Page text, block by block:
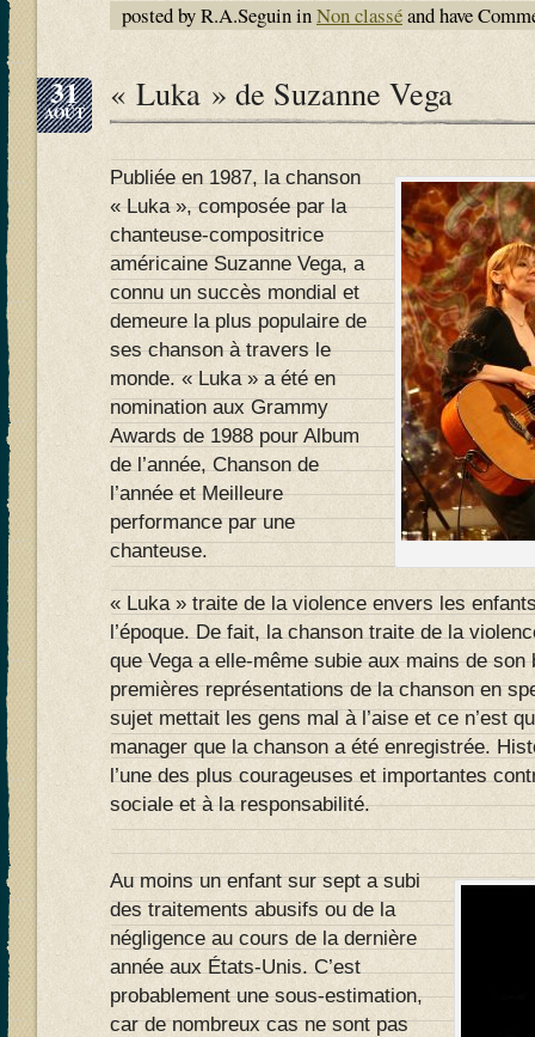
posted by R.A.Seguin inNon classéand have
31
AOÛT « Luka » de Suzanne Vega
Publiée en 1987, la chanson
« Luka », composée par la
chanteuse-compositrice
américaine Suzanne Vega, a
connu un succès mondial et
demeure la plus populaire de
ses chanson à travers le
monde. « Luka » a été en
nomination aux Grammy
Awards de 1988 pour Album
de l’année, Chanson de
l’année et Meilleure
performance par une
chanteuse.
« Luka » traite de la violence envers les
l’époque. De fait, la chanson traite de la
que Vega a elle-même subie aux mains de son
premières représentations de la chanson en
sujet mettait les gens mal à l’aise et ce n’est
manager que la chanson a été enregistrée.
l’une des plus courageuses et importantes
sociale et à la responsabilité.
Au moins un enfant sur sept a subi
des traitements abusifs ou de la
négligence au cours de la dernière
année aux États-Unis. C’est
probablement une sous-estimation,
car de nombreux cas ne sont pas